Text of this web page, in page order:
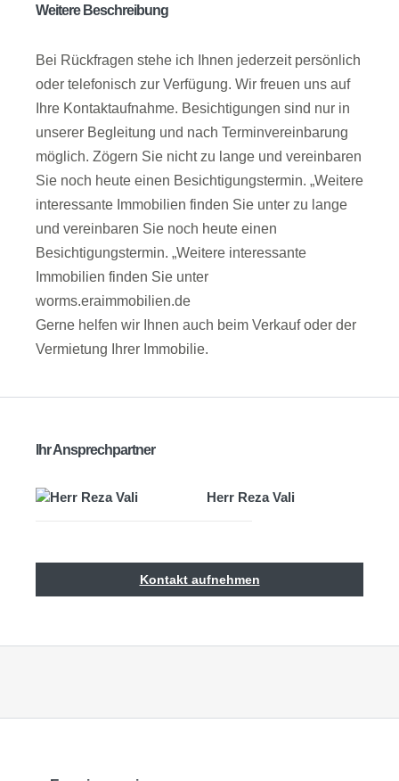
Weitere Beschreibung
Bei Rückfragen stehe ich Ihnen jederzeit persönlich
oder telefonisch zur Verfügung. Wir freuen uns auf
Ihre Kontaktaufnahme. Besichtigungen sind nur in
unserer Begleitung und nach Terminvereinbarung
möglich. Zögern Sie nicht zu lange und vereinbaren
Sie noch heute einen Besichtigungstermin. „Weitere
interessante Immobilien finden Sie unter zu lange
und vereinbaren Sie noch heute einen
Besichtigungstermin. „Weitere interessante
Immobilien finden Sie unter
worms.eraimmobilien.de
Gerne helfen wir Ihnen auch beim Verkauf oder der
Vermietung Ihrer Immobilie.
Ihr Ansprechpartner
Herr Reza Vali
Kontakt aufnehmen